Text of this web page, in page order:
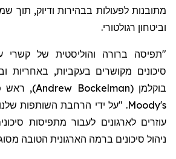
מתובנות לפעולות בבהירות ודיוק, תוך
וביטחון רגולטורי.
"תפיסה ברורה והוליסטית של קשרי
סיכונים מקושרים בעקביות, באחריות
בוקלמן (
Andrew Bockelman
), ראש
Moody's. "על ידי הרחבת השותפות
עוזרים לארגונים לעבור מתפיסות
ניהול סיכונים ברמה הארגונית הטובה